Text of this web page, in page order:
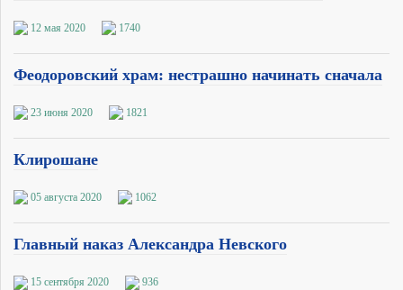
12 мая 2020 1740
Феодоровский храм: нестрашно начинать сначала
23 июня 2020 1821
Клирошане
05 августа 2020 1062
Главный наказ Александра Невского
15 сентября 2020 936